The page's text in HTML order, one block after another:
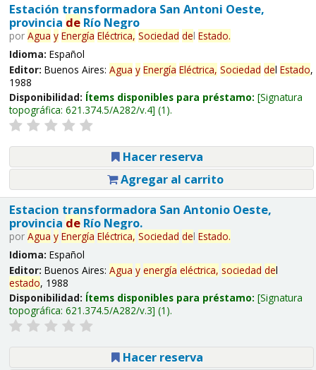
Estación transformadora San Antoni Oeste,
provincia deRío Negro
por Agua y Energía Eléctrica, Sociedad del Estado.
Idioma: Español
Editor: Buenos Aires: Agua y Energía Eléctrica, Sociedad del Estado,
1988
Disponibilidad: Ítems disponibles para préstamo: Signatura
topográfica: 621.374.5/A282/v.4 (1).
Hacer reserva
Agregar al carrito
Estacion transformadora San Antonio Oeste,
provincia deRío Negro.
por Agua y Energía Eléctrica, Sociedad del Estado.
Idioma: Español
Editor: Buenos Aires: Agua y energía eléctrica, sociedad del
estado, 1988
Disponibilidad: Ítems disponibles para préstamo: Signatura
topográfica: 621.374.5/A282/v.3 (1).
Hacer reserva